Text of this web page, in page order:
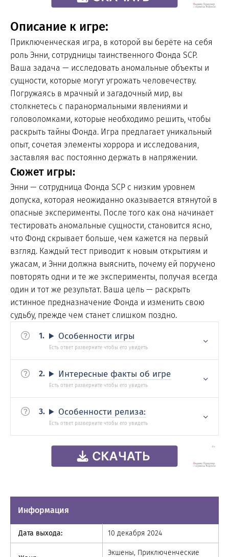
Описание к игре:
Приключенческая игра, в которой вы берёте на себя
роль Энни, сотрудницы таинственного Фонда SCP.
Ваша задача — исследовать аномальные объекты и
сущности, которые могут угрожать человечеству.
Погружаясь в мрачный и загадочный мир, вы
столкнетесь с паранормальными явлениями и
головоломками, которые необходимо решить, чтобы
раскрыть тайны Фонда. Игра предлагает уникальный
опыт, сочетая элементы хоррора и исследования,
заставляя вас постоянно держать в напряжении.
Сюжет игры:
Энни — сотрудница Фонда SCP с низким уровнем
допуска, которая неожиданно оказывается втянутой в
опасные эксперименты. После того как она начинает
тестировать аномальные сущности, становится ясно,
что Фонд скрывает больше, чем кажется на первый
взгляд. Каждый тест приводит к новым открытиям и
ужасам, и Энни должна выяснить, почему ей поручено
повторять одни и те же эксперименты, получая всегда
один и тот же результат. Ваша цель — раскрыть
истинное предназначение Фонда и изменить свою
судьбу, прежде чем станет слишком поздно.
Особенности игры
Интересные факты об игре
Особенности релиза:
Информация
Дата выхода: 10 декабря 2024
Экшены, Приключенческие